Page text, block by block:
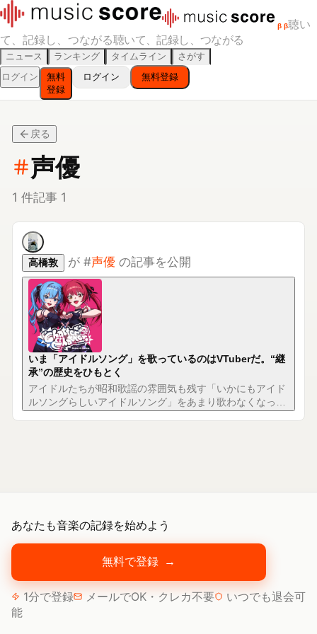
β β聴い
て、記録し、つながる聴いて、記録し、つながる
ニュース ランキング タイムライン
さがす
ログイン
無料
登録
ログイン 無料登録
戻る
声優
記事 1
高橋敦
いま「アイドルソング」を歌っているのはVTuberだ。“継
承”の歴史をひもとく
アイドルたちが昭和歌謡の雰囲気も残す「いかにもアイド
ルソングらしいアイドルソング」をあまり歌わなくなった
のはいつからでしょうか。実はその後、もアイドルとは別
のフィールドに受け継がれ、今も歌い継がれています。今
回は、アイドルからアイドル声優、そしてVtuberへと継承
された、「アイドルソング」について見ていきましょう。
あなたも音楽の記録を始めよう
無料で登録 →
1分で登録 メールでOK・クレカ不要
いつでも退会可
能